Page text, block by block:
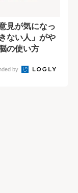
見が気になっ
ない人」がや
の使い方
by